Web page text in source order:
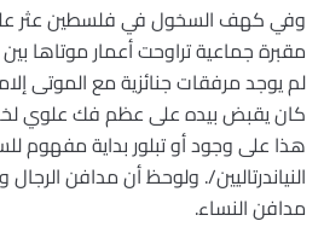
وفي كهف السخول في فلسطين عثر
لم يوجد مرفقات جنائزية مع الموتى
كان يقبض بيده على عظم فك علوي
هذا على وجود أو تبلور بداية مفهوم
النياندرتاليين/. ولوحظ أن مدافن
مدافن النساء.